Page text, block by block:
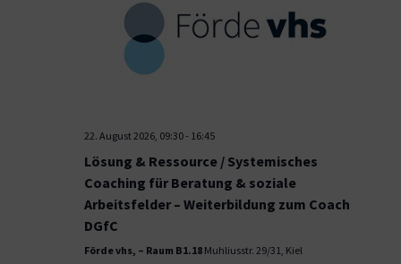
22. August 2026, 09:30- 16:45
Lösung & Ressource / Systemisches
Coaching für Beratung & soziale
Arbeitsfelder – Weiterbildung zum Coach
DGfC
Förde vhs, – Raum B1.18 Muhliusstr. 29/31, Kiel